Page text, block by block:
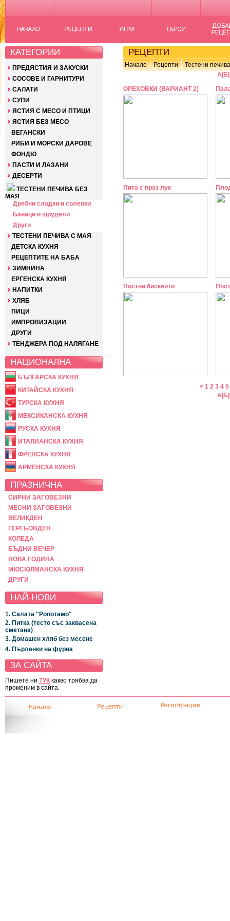
КАТЕГОРИИ
ПРЕДЯСТИЯ И ЗАКУСКИ
СОСОВЕ И ГАРНИТУРИ
САЛАТИ
СУПИ
ЯСТИЯ С МЕСО И ПТИЦИ
ЯСТИЯ БЕЗ МЕСО
ВЕГАНСКИ
РИБИ И МОРСКИ ДАРОВЕ
ФОНДЮ
ПАСТИ И ЛАЗАНИ
ДЕСЕРТИ
ТЕСТЕНИ ПЕЧИВА БЕЗ
МАЯ
Дребни сладки и соленки
Баници и щрудели
Други
ТЕСТЕНИ ПЕЧИВА С МАЯ
ДЕТСКА КУХНЯ
РЕЦЕПТИТЕ НА БАБА
ЗИМНИНА
ЕРГЕНСКА КУХНЯ
НАПИТКИ
ХЛЯБ
ПИЦИ
ИМПРОВИЗАЦИИ
ДРУГИ
ТЕНДЖЕРА ПОД НАЛЯГАНЕ
НАЦИОНАЛНА
БЪЛГАРСКА КУХНЯ
КИТАЙСКА КУХНЯ
ТУРСКА КУХНЯ
МЕКСИКАНСКА КУХНЯ
РУСКА КУХНЯ
ИТАЛИАНСКА КУХНЯ
ФРЕНСКА КУХНЯ
АРМЕНСКА КУХНЯ
ПРАЗНИЧНА
СИРНИ ЗАГОВЕЗНИ
МЕСНИ ЗАГОВЕЗНИ
ВЕЛИКДЕН
ГЕРГЬОВДЕН
КОЛЕДА
БЪДНИ ВЕЧЕР
НОВА ГОДИНА
МЮСЮЛМАНСКА КУХНЯ
ДРУГИ
НАЙ-НОВИ
1. Салата "Ропотамо"
2. Питка (тесто със заквасена
сметана)
3. Домашен хляб без месене
4. Пърленки на фурна
ЗА САЙТА
Пишете ни ТУК какво трябва да
променим в сайта.
РЕЦЕПТИ
Начало Рецепти
Тестени
А Б
ОРЕХОВКИ (ВАРИАНТ 2)
Пита с праз лук
Постни бисквити
< 1 2 3 4 5
А Б